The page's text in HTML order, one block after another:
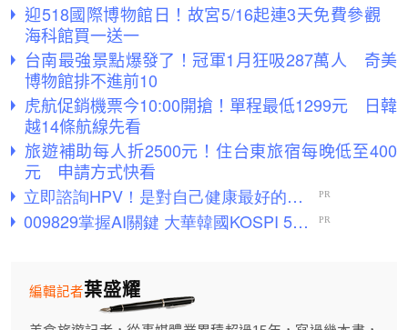
迎518國際博物館日！故宮5/16起連3天免費參觀
海科館買一送一
台南最強景點爆發了！冠軍1月狂吸287萬人 奇美
博物館排不進前10
虎航促銷機票今10:00開搶！單程最低1299元 日韓
越14條航線先看
旅遊補助每人折2500元！住台東旅宿每晚低至400
元 申請方式快看
葉盛耀
編輯記者